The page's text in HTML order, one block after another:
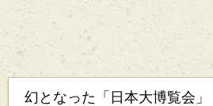
幻となった「日本大博覧会」